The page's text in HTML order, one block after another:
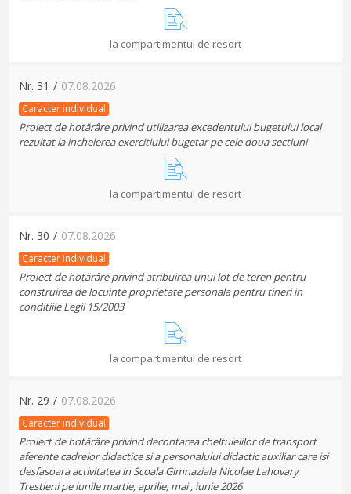
la compartimentul de resort
Nr. 31 / 07.08.2026
Caracter individual
Proiect de hotărâre privind utilizarea excedentului bugetului local
rezultat la incheierea exercitiului bugetar pe cele doua sectiuni
la compartimentul de resort
Nr. 30 / 07.08.2026
Caracter individual
Proiect de hotărâre privind atribuirea unui lot de teren pentru
construirea de locuinte proprietate personala pentru tineri in
conditiile Legii 15/2003
la compartimentul de resort
Nr. 29 / 07.08.2026
Caracter individual
Proiect de hotărâre privind decontarea cheltuielilor de transport
aferente cadrelor didactice si a personalului didactic auxiliar care isi
desfasoara activitatea in Scoala Gimnaziala Nicolae Lahovary
Trestieni pe lunile martie, aprilie, mai , iunie 2026